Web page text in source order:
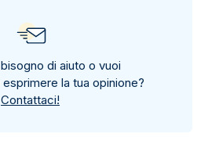
di aiuto o vuoi
la tua opinione?
Contattaci!